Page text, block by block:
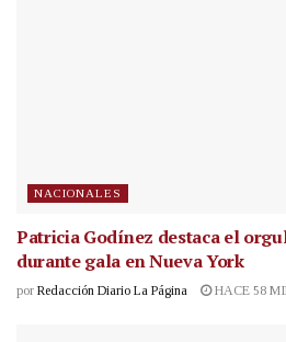
NACIONALES
Patricia Godínez destaca el
durante gala en Nueva York
por Redacción Diario La Página HACE 58